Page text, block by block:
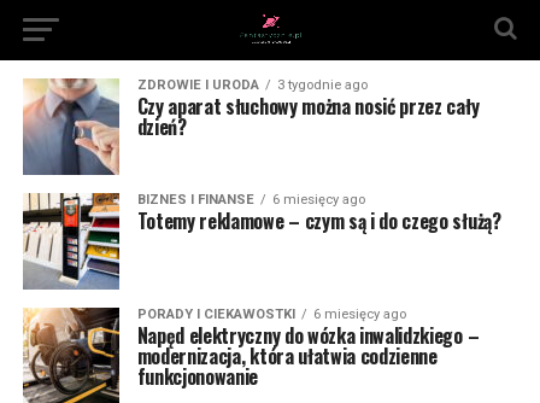
ZDROWIE I URODA 3 tygodnie ago
Czy aparat słuchowy można nosić przez cały
dzień?
BIZNES I FINANSE 6 miesięcy ago
Totemy reklamowe – czym są i do czego służą?
PORADY I CIEKAWOSTKI 6 miesięcy ago
Napęd elektryczny do wózka inwalidzkiego –
modernizacja, która ułatwia codzienne
funkcjonowanie